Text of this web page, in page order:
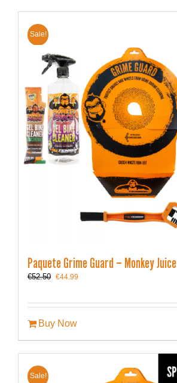
Sale!
Paquete Grime Guard – Monkey Juice
€52.50 Le
était :
€52.50.
€44.99
est :
Buy Now
Sale!